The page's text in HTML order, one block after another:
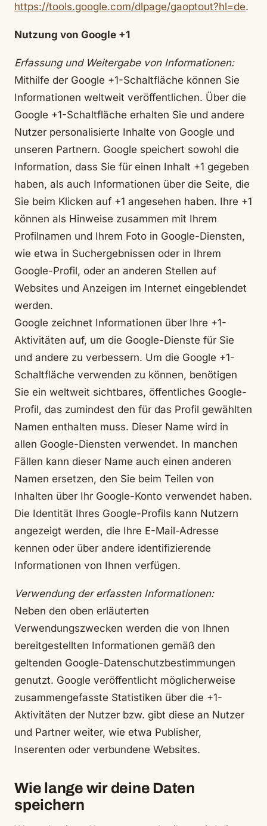
https://tools.google.com/dlpage/gaoptout?hl=de.
Nutzung von Google +1
Erfassung und Weitergabe von Informationen:
Mithilfe der Google +1-Schaltfläche können Sie
Informationen weltweit veröffentlichen. Über die
Google +1-Schaltfläche erhalten Sie und andere
Nutzer personalisierte Inhalte von Google und
unseren Partnern. Google speichert sowohl die
Information, dass Sie für einen Inhalt +1 gegeben
haben, als auch Informationen über die Seite, die
Sie beim Klicken auf +1 angesehen haben. Ihre +1
können als Hinweise zusammen mit Ihrem
Profilnamen und Ihrem Foto in Google-Diensten,
wie etwa in Suchergebnissen oder in Ihrem
Google-Profil, oder an anderen Stellen auf
Websites und Anzeigen im Internet eingeblendet
werden.
Google zeichnet Informationen über Ihre +1-
Aktivitäten auf, um die Google-Dienste für Sie
und andere zu verbessern. Um die Google +1-
Schaltfläche verwenden zu können, benötigen
Sie ein weltweit sichtbares, öffentliches Google-
Profil, das zumindest den für das Profil gewählten
Namen enthalten muss. Dieser Name wird in
allen Google-Diensten verwendet. In manchen
Fällen kann dieser Name auch einen anderen
Namen ersetzen, den Sie beim Teilen von
Inhalten über Ihr Google-Konto verwendet haben.
Die Identität Ihres Google-Profils kann Nutzern
angezeigt werden, die Ihre E-Mail-Adresse
kennen oder über andere identifizierende
Informationen von Ihnen verfügen.
Verwendung der erfassten Informationen:
Neben den oben erläuterten
Verwendungszwecken werden die von Ihnen
bereitgestellten Informationen gemäß den
geltenden Google-Datenschutzbestimmungen
genutzt. Google veröffentlicht möglicherweise
zusammengefasste Statistiken über die +1-
Aktivitäten der Nutzer bzw. gibt diese an Nutzer
und Partner weiter, wie etwa Publisher,
Inserenten oder verbundene Websites.
Wie lange wir deine Daten
speichern